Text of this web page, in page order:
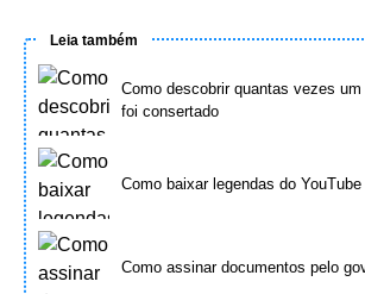
Leia também
Como descobrir quantas vezes
foi consertado
Como baixar legendas do YouTube
Como assinar documentos pelo